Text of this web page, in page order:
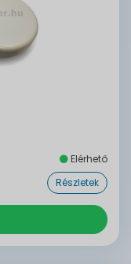
Elérhető
Részletek